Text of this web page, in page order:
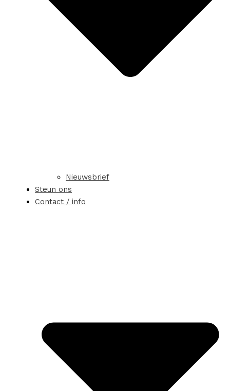
Nieuwsbrief
Steun ons
Contact / info